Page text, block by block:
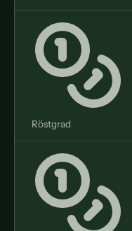
Röstgrad